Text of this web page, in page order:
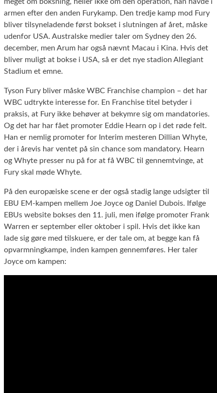
armen efter den anden Furykamp. Den tredje kamp mod Fury
bliver tilsyneladende først bokset i slutningen af året, måske
udenfor USA. Australske medier taler om Sydney den 26.
december, men Arum har også nævnt Macau i Kina. Hvis det
bliver muligt at bokse i USA, så er det nye stadion Allegiant
Stadium et emne.
Tyson Fury bliver måske WBC Franchise champion – det har
WBC udtrykte interesse for. En Franchise titel betyder i
praksis, at Fury ikke behøver at bekymre sig om mandatories.
Og det har har fået promoter Eddie Hearn op i det røde felt.
Han er nemlig promoter for Interim mesteren Dillian Whyte,
der i årevis har ventet på sin chance som mandatory. Hearn
og Whyte presser nu på for at få WBC til gennemtvinge, at
Fury skal møde Whyte.
På den europæiske scene er der også stadig lange udsigter til
EBU EM-kampen mellem Joe Joyce og Daniel Dubois. Ifølge
EBUs website bokses den 11. juli, men ifølge promoter Frank
Warren er september eller oktober i spil. Hvis det ikke kan
lade sig gøre med tilskuere, er der tale om, at begge kan få
opvarmningkampe, inden kampen gennemføres. Her taler
Joyce om kampen: